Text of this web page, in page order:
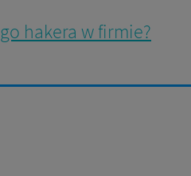
hakera w firmie?